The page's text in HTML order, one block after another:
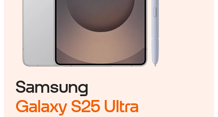
Samsung
Galaxy S25 Ultra